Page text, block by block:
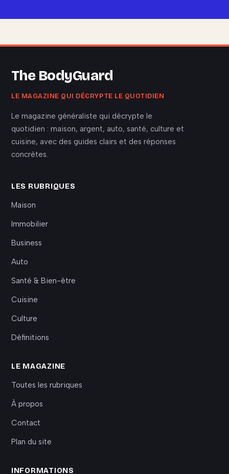
The BodyGuard
LE MAGAZINE QUI DÉCRYPTE LE QUOTIDIEN
Le magazine généraliste qui décrypte le
quotidien : maison, argent, auto, santé, culture et
cuisine, avec des guides clairs et des réponses
concrètes.
LES RUBRIQUES
Maison
Immobilier
Business
Auto
Santé & Bien-être
Cuisine
Culture
Définitions
LE MAGAZINE
Toutes les rubriques
À propos
Contact
Plan du site
INFORMATIONS